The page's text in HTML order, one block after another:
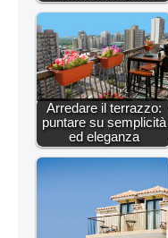
Arredare il terrazzo:
puntare su semplicità
ed eleganza